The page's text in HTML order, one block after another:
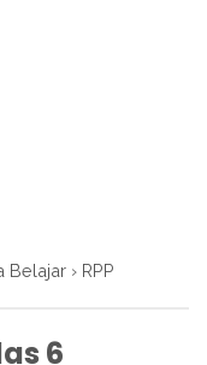
Belajar › RPP
6